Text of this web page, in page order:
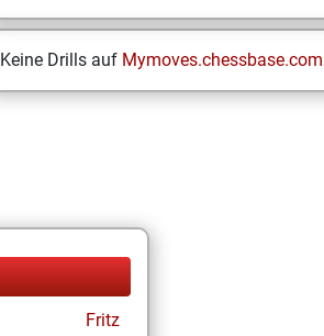
Keine Drills auf Mymoves.chessbase.com
Fritz